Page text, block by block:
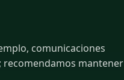
comunicaciones
recomendamos mantener